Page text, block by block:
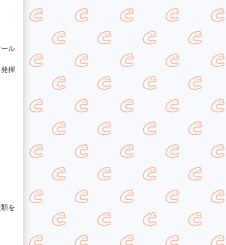
ル
揮
を